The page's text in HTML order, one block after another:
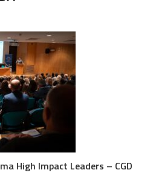
High Impact Leaders – CGD